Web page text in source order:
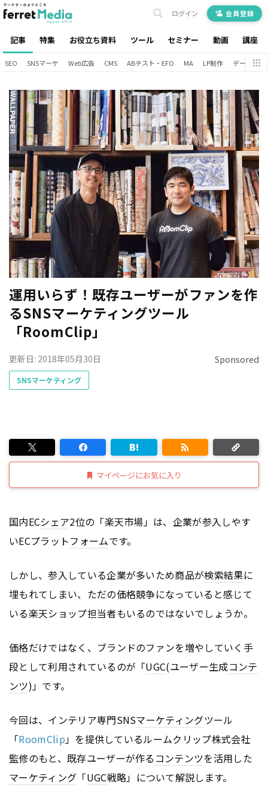
記事 特集 お役立ち資料 ツール セミナー 動画 講座
ログイン 会員登録
SEO SNSマーケ Web広告 CMS ABテスト・EFO MA LP制作 データ分析
運用いらず！既存ユーザーがファンを作
るSNSマーケティングツール
「RoomClip」
Sponsored
更新日: 2018年05月30日
SNSマーケティング
マイページにお気に入り
国内ECシェア2位の「楽天市場」は、企業が参入しやす
いECプラットフォームです。
しかし、参入している企業が多いため商品が検索結果に
埋もれてしまい、ただの価格競争になっていると感じて
いる楽天ショップ担当者もいるのではないでしょうか。
価格だけではなく、ブランドのファンを増やしていく手
段として利用されているのが「UGC(ユーザー生成コンテ
ンツ)」です。
今回は、インテリア専門SNSマーケティングツール
「RoomClip」を提供しているルームクリップ株式会社
監修のもと、既存ユーザーが作る コンテンツを活用した
マーケティング 「UGC戦略」について解説します。